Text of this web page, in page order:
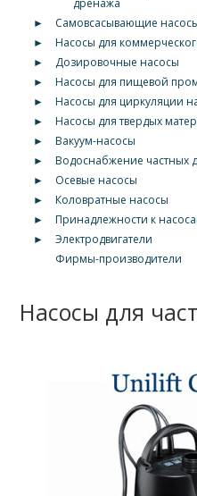
►
Самовсасывающие
►
Насосы для
►
Дозировочные насосы
►
Насосы для пищевой
►
Насосы для циркуляции
►
Насосы для твердых
►
Вакуум-насосы
►
Водоснабжение частных
►
Осевые насосы
►
Коловратные насосы
►
Принадлежности к
►
Электродвигатели
Фирмы-производители
Насосы для